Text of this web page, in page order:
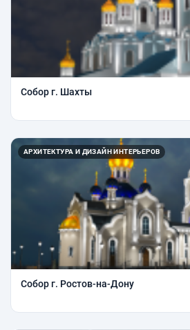
Собор г. Шахты
АРХИТЕКТУРА И ДИЗАЙН ИНТЕРЬЕРОВ
Собор г. Ростов-на-Дону